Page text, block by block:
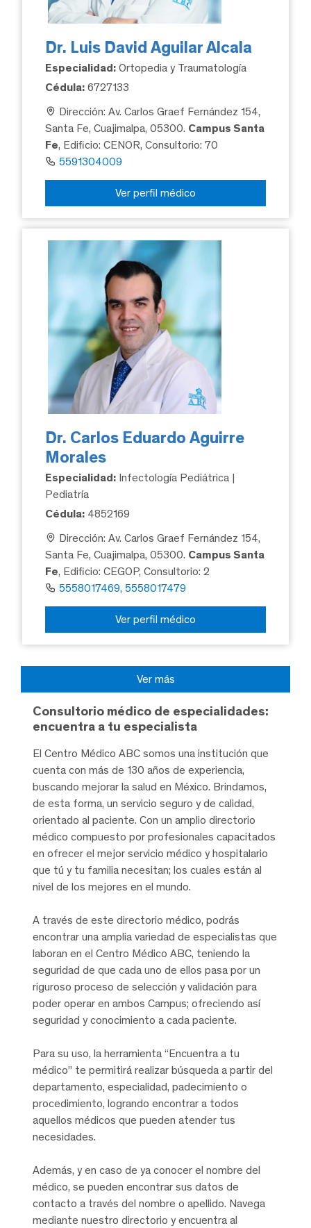
Dr. Luis David Aguilar Alcala
Especialidad: Ortopedia y Traumatología
Cédula: 6727133
Dirección: Av. Carlos Graef Fernández 154,
Santa Fe, Cuajimalpa, 05300. Campus Santa
Fe, Edificio: CENOR, Consultorio: 70
5591304009
Ver perfil médico
Dr. Carlos Eduardo Aguirre
Morales
Especialidad: Infectología Pediátrica |
Pediatría
Cédula: 4852169
Dirección: Av. Carlos Graef Fernández 154,
Santa Fe, Cuajimalpa, 05300. Campus Santa
Fe, Edificio: CEGOP, Consultorio: 2
5558017469, 5558017479
Ver perfil médico
Ver más
Consultorio médico de especialidades:
encuentra a tu especialista
El Centro Médico ABC somos una institución que
cuenta con más de 130 años de experiencia,
buscando mejorar la salud en México. Brindamos,
de esta forma, un servicio seguro y de calidad,
orientado al paciente. Con un amplio directorio
médico compuesto por profesionales capacitados
en ofrecer el mejor servicio médico y hospitalario
que tú y tu familia necesitan; los cuales están al
nivel de los mejores en el mundo.
A través de este directorio médico, podrás
encontrar una amplia variedad de especialistas que
laboran en el Centro Médico ABC, teniendo la
seguridad de que cada uno de ellos pasa por un
riguroso proceso de selección y validación para
poder operar en ambos Campus; ofreciendo así
seguridad y conocimiento a cada paciente.
Para su uso, la herramienta “Encuentra a tu
médico” te permitirá realizar búsqueda a partir del
departamento, especialidad, padecimiento o
procedimiento, logrando encontrar a todos
aquellos médicos que pueden atender tus
necesidades.
Además, y en caso de ya conocer el nombre del
médico, se pueden encontrar sus datos de
contacto a través del nombre o apellido. Navega
mediante nuestro directorio y encuentra al